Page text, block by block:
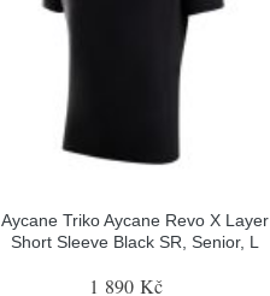
Aycane Triko Aycane Revo X Layer
Short Sleeve Black SR, Senior, L
1 890 Kč